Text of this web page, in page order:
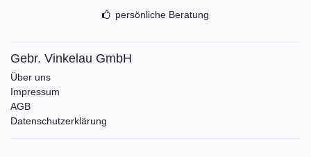
persönliche Beratung
Gebr. Vinkelau GmbH
Über uns
Impressum
AGB
Datenschutzerklärung